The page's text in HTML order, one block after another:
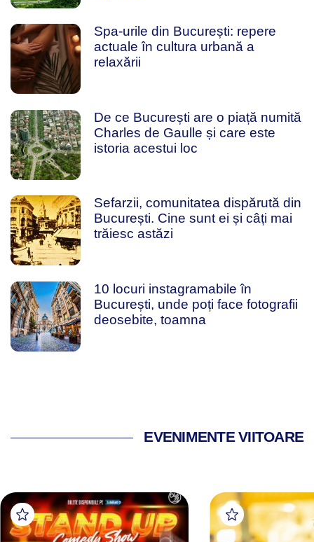
Spa-urile din București: repere
actuale în cultura urbană a
relaxării
De ce București are o piață numită
Charles de Gaulle și care este
istoria acestui loc
Sefarzii, comunitatea dispărută din
București. Cine sunt ei și câți mai
trăiesc astăzi
10 locuri instagramabile în
București, unde poți face fotografii
deosebite, toamna
EVENIMENTE VIITOARE